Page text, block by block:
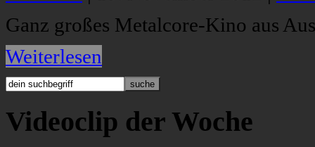
Ganz großes Metalcore-Kino aus
Weiterlesen
Videoclip der Woche